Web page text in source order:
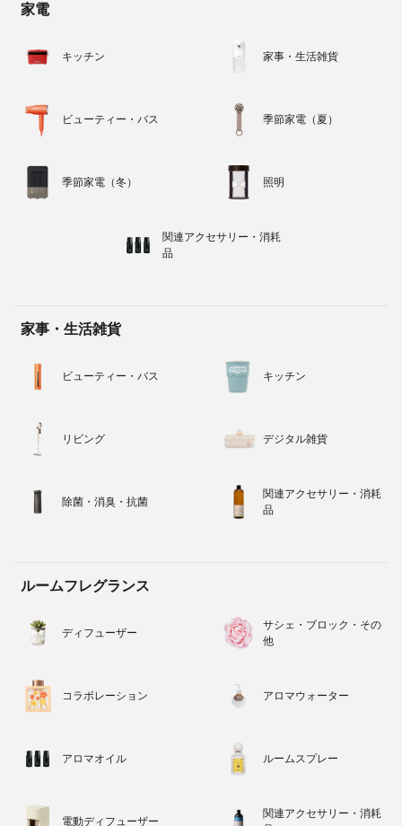
家電
キッチン 家事・生活雑貨
ビューティー・バス 季節家電（夏）
季節家電（冬） 照明
関連アクセサリー・消耗
品
家事・生活雑貨
ビューティー・バス キッチン
リビング デジタル雑貨
除菌・消臭・抗菌
関連アクセサリー・消耗
品
ルームフレグランス
ディフューザー
サシェ・ブロック・その
他
コラボレーション アロマウォーター
アロマオイル ルームスプレー
電動ディフューザー
関連アクセサリー・消耗